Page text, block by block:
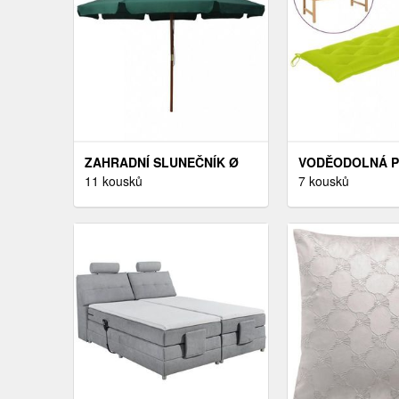
ZAHRADNÍ SLUNEČNÍK Ø
330 CM DEKORHOME
11 kousků
VODĚODOLNÁ
NA ZAHRADNÍ
7 kousků